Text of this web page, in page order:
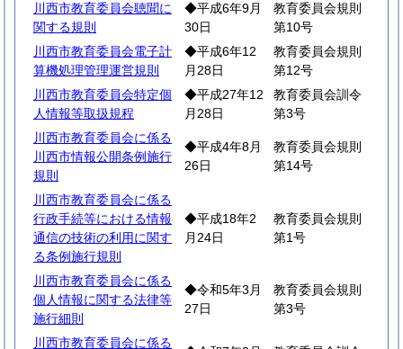
川西市教育委員会聴聞に
関する規則
◆平成6年9月
30日
教育委員会規則
第10号
川西市教育委員会電子計
算機処理管理運営規則
◆平成6年12
月28日
教育委員会規則
第12号
川西市教育委員会特定個
人情報等取扱規程
◆平成27年12
月28日
教育委員会訓令
第3号
川西市教育委員会に係る
川西市情報公開条例施行
規則
◆平成4年8月
26日
教育委員会規則
第14号
川西市教育委員会に係る
行政手続等における情報
通信の技術の利用に関す
る条例施行規則
◆平成18年2
月24日
教育委員会規則
第1号
川西市教育委員会に係る
個人情報に関する法律等
施行細則
◆令和5年3月
27日
教育委員会規則
第3号
川西市教育委員会に係る